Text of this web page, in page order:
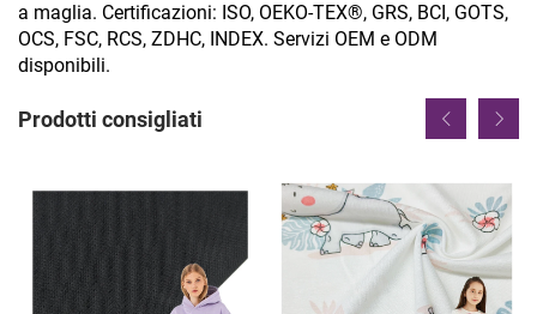
a maglia. Certificazioni: ISO, OEKO-TEX®, GRS, BCI, GOTS,
OCS, FSC, RCS, ZDHC, INDEX. Servizi OEM e ODM
disponibili.
Prodotti consigliati